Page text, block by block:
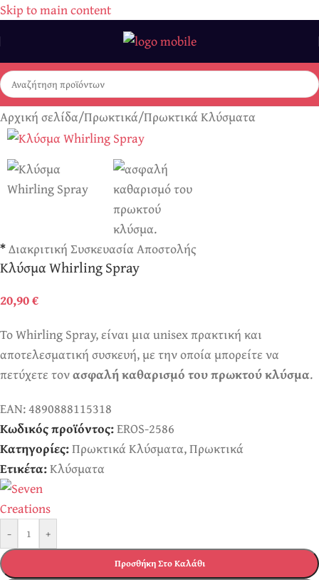
Skip to main content
Αρχική σελίδα/Πρωκτικά/Πρωκτικά Κλύσματα
*Διακριτική Συσκευασία Αποστολής
Κλύσμα Whirling Spray
20,90€
Το Whirling Spray, είναι μια unisex πρακτική και
αποτελεσματική συσκευή, με την οποία μπορείτε να
πετύχετε τονασφαλή καθαρισμό του πρωκτού κλύσμα.
EAN:4890888115318
Κωδικός προϊόντος:EROS-2586
Κατηγορίες:Πρωκτικά Κλύσματα,Πρωκτικά
Ετικέτα:Κλύσματα
- +
Προσθήκη Στο Καλάθι